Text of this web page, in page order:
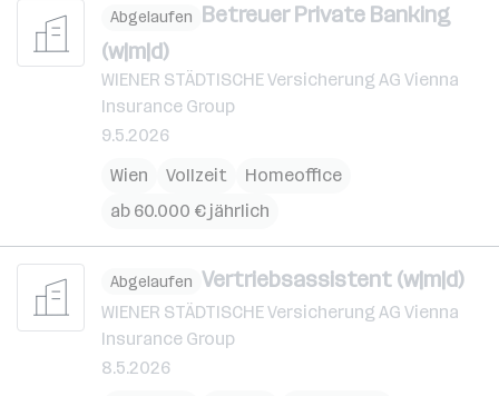
Abgelaufen Betreuer Private Banking
(w|m|d)
WIENER STÄDTISCHE Versicherung AG Vienna
Insurance Group
9.5.2026
Wien
Vollzeit
Homeoffice
ab 60.000 € jährlich
Abgelaufen Vertriebsassistent (w|m|d)
WIENER STÄDTISCHE Versicherung AG Vienna
Insurance Group
8.5.2026